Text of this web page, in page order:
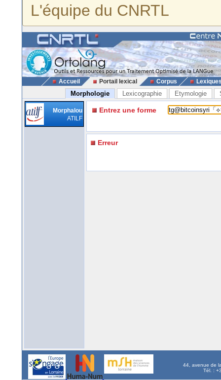
L'équipe du CNRTL
Accueil Portail lexical Corpus
Morphologie Lexicographie Etymologie
Morphalou
ATILF
Entrez une forme
Erreur
44, avenue de
Tél. :